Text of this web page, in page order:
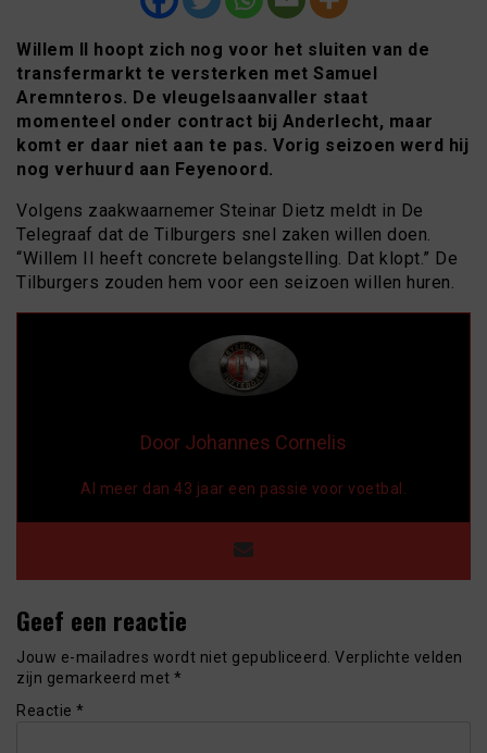
Willem II hoopt zich nog voor het sluiten van de
transfermarkt te versterken met Samuel
Aremnteros. De vleugelsaanvaller staat
momenteel onder contract bij Anderlecht, maar
komt er daar niet aan te pas. Vorig seizoen werd hij
nog verhuurd aan Feyenoord.
Volgens zaakwaarnemer Steinar Dietz meldt in De
Telegraaf dat de Tilburgers snel zaken willen doen.
“Willem II heeft concrete belangstelling. Dat klopt.” De
Tilburgers zouden hem voor een seizoen willen huren.
Door Johannes Cornelis
Al meer dan 43 jaar een passie voor voetbal.
Geef een reactie
Jouw e-mailadres wordt niet gepubliceerd. Verplichte velden
zijn gemarkeerd met *
Reactie *